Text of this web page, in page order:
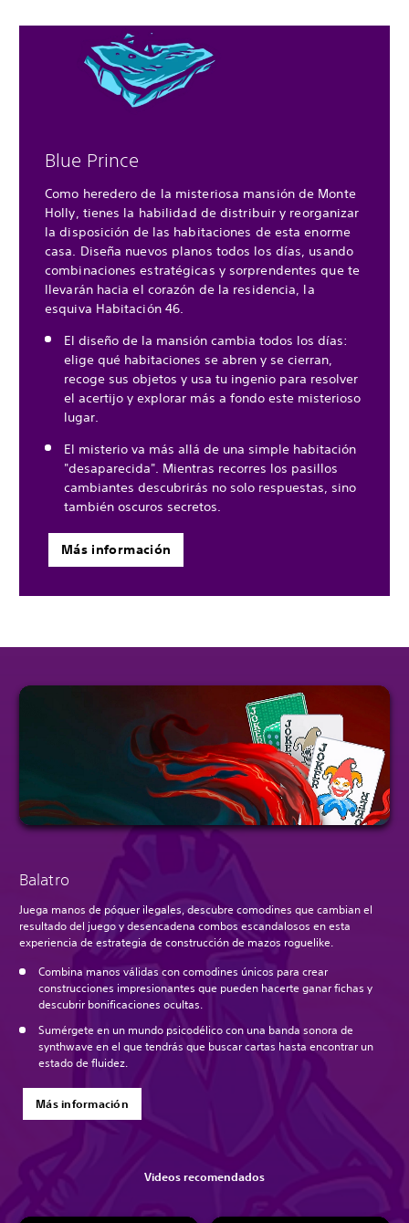
Blue Prince
Como heredero de la misteriosa mansión de Monte
Holly, tienes la habilidad de distribuir y reorganizar
la disposición de las habitaciones de esta enorme
casa. Diseña nuevos planos todos los días, usando
combinaciones estratégicas y sorprendentes que te
llevarán hacia el corazón de la residencia, la
esquiva Habitación 46.
El diseño de la mansión cambia todos los días:
elige qué habitaciones se abren y se cierran,
recoge sus objetos y usa tu ingenio para resolver
el acertijo y explorar más a fondo este misterioso
lugar.
El misterio va más allá de una simple habitación
"desaparecida". Mientras recorres los pasillos
cambiantes descubrirás no solo respuestas, sino
también oscuros secretos.
Más información
Balatro
Juega manos de póquer ilegales, descubre comodines que cambian el
resultado del juego y desencadena combos escandalosos en esta
experiencia de estrategia de construcción de mazos roguelike.
Combina manos válidas con comodines únicos para crear
construcciones impresionantes que pueden hacerte ganar fichas y
descubrir bonificaciones ocultas.
Sumérgete en un mundo psicodélico con una banda sonora de
synthwave en el que tendrás que buscar cartas hasta encontrar un
estado de fluidez.
Más información
Videos recomendados